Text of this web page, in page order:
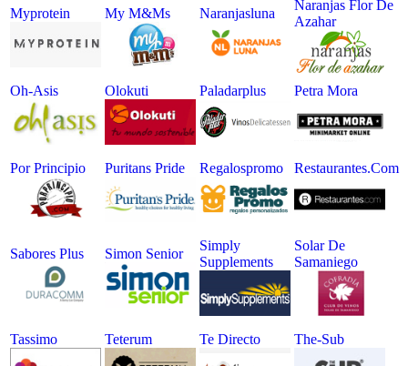
Myprotein My M&ms Naranjasluna
Naranjas Flor De
Azahar
Oh-Asis Olokuti Paladarplus Petra Mora
Por Principio Puritans Pride Regalospromo Restaurantes.com
Sabores Plus Simon Senior
Simply
Supplements
Solar De
Samaniego
Tassimo Teterum Te Directo The-Sub